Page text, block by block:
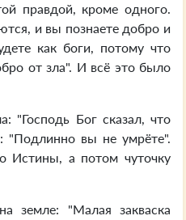
правдой, кроме одного.
и вы познаете добро и
как боги, потому что
от зла". И всё это было
"Господь Бог сказал, что
вы не умрёте".
Истины, а потом чуточку
земле: "Малая закваска